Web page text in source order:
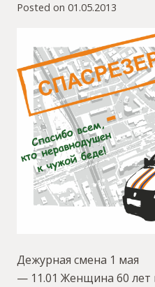
Posted on 01.05.2013
Дежурная смена 1 мая
— 11.01 Женщина 60